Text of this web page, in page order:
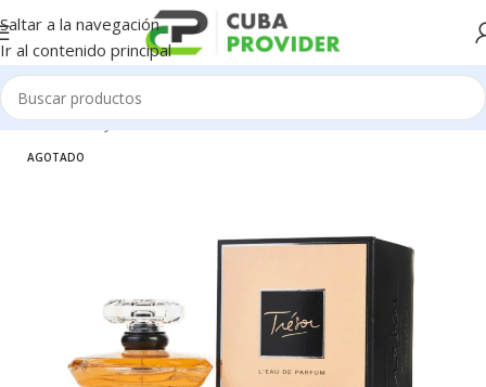
Saltar a la navegación
Ir al contenido principal
Inicio/Salud y Cuidado Personal/Perfumeria
AGOTADO